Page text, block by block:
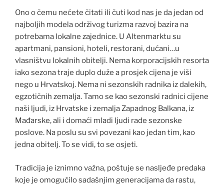
Ono o čemu nećete čitati ili čuti kod nas je da jedan od
najboljih modela održivog turizma razvoj bazira na
potrebama lokalne zajednice. U Altenmarktu su
apartmani, pansioni, hoteli, restorani, dućani…u
vlasništvu lokalnih obitelji. Nema korporacijskih resorta
iako sezona traje duplo duže a prosjek cijena je viši
nego u Hrvatskoj. Nema ni sezonskih radnika iz dalekih,
egzotičnih zemalja. Tamo se kao sezonski radnici cijene
naši ljudi, iz Hrvatske i zemalja Zapadnog Balkana, iz
Mađarske, ali i domaći mladi ljudi rade sezonske
poslove. Na poslu su svi povezani kao jedan tim, kao
jedna obitelj. To se vidi, to se osjeti.
Tradicija je iznimno važna, poštuje se nasljeđe predaka
koje je omogućilo sadašnjim generacijama da rastu,